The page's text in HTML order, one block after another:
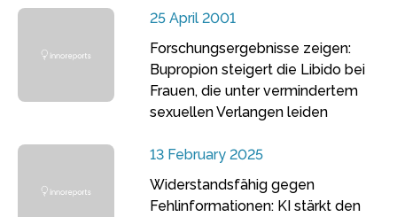
25 April 2001
Forschungsergebnisse zeigen:
Bupropion steigert die Libido bei
Frauen, die unter vermindertem
sexuellen Verlangen leiden
13 February 2025
Widerstandsfähig gegen
Fehlinformationen: KI stärkt den